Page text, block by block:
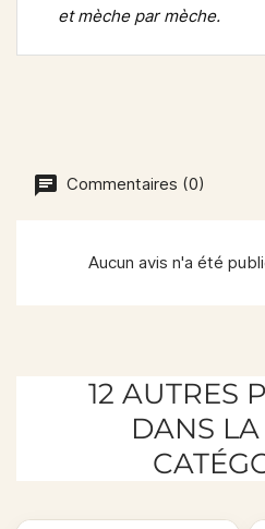
et mèche par mèche.
Commentaires (0)
Aucun avis n'a été
12 AUTRES
DANS